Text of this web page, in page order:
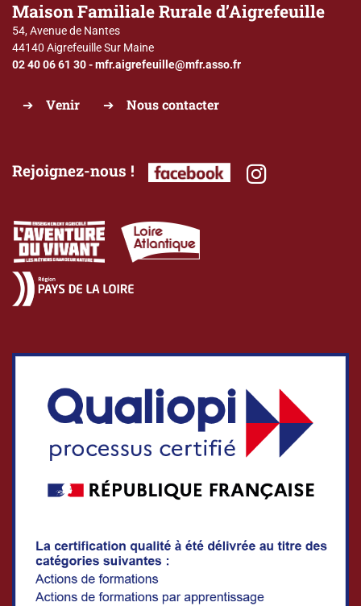
Maison Familiale Rurale d’Aigrefeuille
54, Avenue de Nantes
44140 Aigrefeuille Sur Maine
02 40 06 61 30-mfr.aigrefeuille@mfr.asso.fr
Venir Nous contacter
Rejoignez-nous !